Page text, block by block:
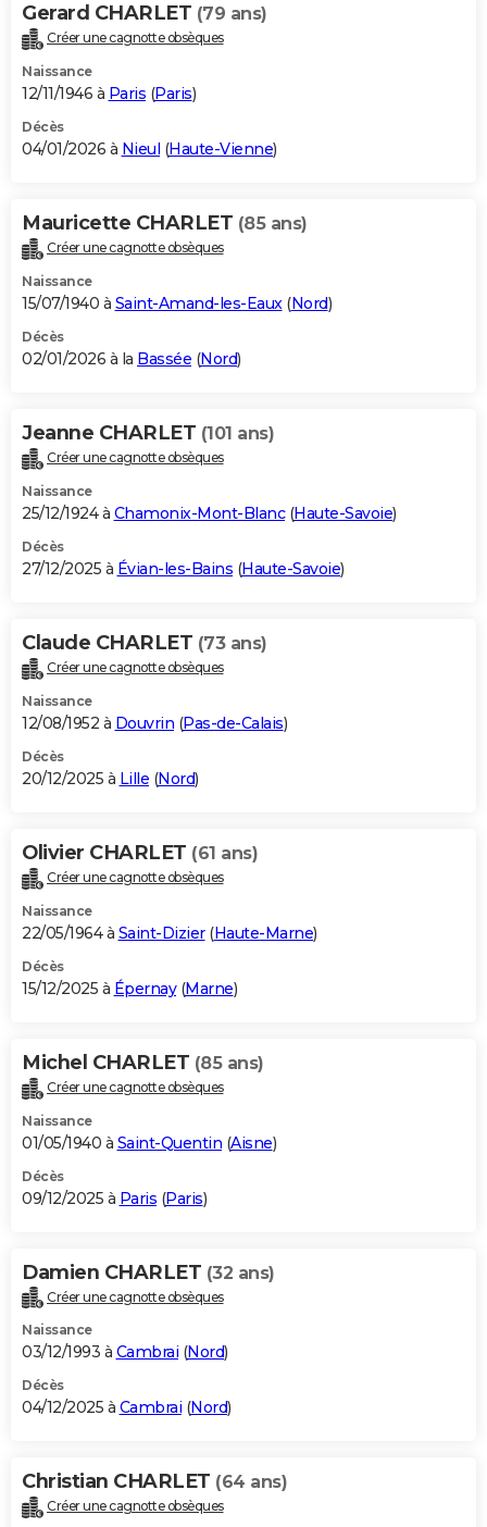
Gerard CHARLET (79 ans)
Créer une cagnotte obsèques
Naissance
12/11/1946 à Paris (Paris)
Décès
04/01/2026 à Nieul (Haute-Vienne)
Mauricette CHARLET (85 ans)
Créer une cagnotte obsèques
Naissance
15/07/1940 à Saint-Amand-les-Eaux(Nord)
Décès
02/01/2026 à la Bassée (Nord)
Jeanne CHARLET (101 ans)
Créer une cagnotte obsèques
Naissance
25/12/1924 à Chamonix-Mont-Blanc(Haute-Savoie)
Décès
27/12/2025 à Évian-les-Bains (Haute-Savoie)
Claude CHARLET (73 ans)
Créer une cagnotte obsèques
Naissance
12/08/1952 à Douvrin (Pas-de-Calais)
Décès
20/12/2025 à Lille (Nord)
Olivier CHARLET (61 ans)
Créer une cagnotte obsèques
Naissance
22/05/1964 à Saint-Dizier(Haute-Marne)
Décès
15/12/2025 à Épernay(Marne)
Michel CHARLET (85 ans)
Créer une cagnotte obsèques
Naissance
01/05/1940 à Saint-Quentin (Aisne)
Décès
09/12/2025 à Paris (Paris)
Damien CHARLET (32 ans)
Créer une cagnotte obsèques
Naissance
03/12/1993 à Cambrai (Nord)
Décès
04/12/2025 à Cambrai (Nord)
Christian CHARLET (64 ans)
Créer une cagnotte obsèques